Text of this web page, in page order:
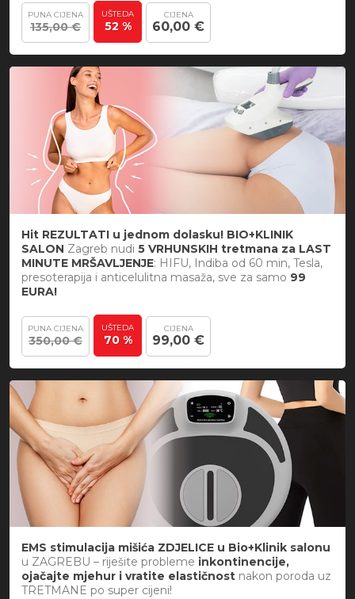
PUNA CIJENA
135,00 €
UŠTEDA
52 %
CIJENA
60,00 €
Hit REZULTATI u jednom dolasku! BIO+KLINIK
SALON Zagreb nudi 5 VRHUNSKIH tretmana za LAST
MINUTE MRŠAVLJENJE: HIFU, Indiba od 60 min, Tesla,
presoterapija i anticelulitna masaža, sve za samo 99
EURA!
PUNA CIJENA
350,00 €
UŠTEDA
70 %
CIJENA
99,00 €
EMS stimulacija mišića ZDJELICE u Bio+Klinik salonu
u ZAGREBU – riješite probleme inkontinencije,
ojačajte mjehur i vratite elastičnost nakon poroda uz
TRETMANE po super cijeni!